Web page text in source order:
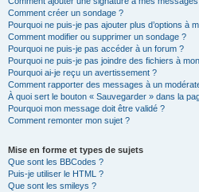
Comment créer un sondage ?
Pourquoi ne puis-je pas ajouter plus d’options à
Comment modifier ou supprimer un sondage ?
Pourquoi ne puis-je pas accéder à un forum ?
Pourquoi ne puis-je pas joindre des fichiers à
Pourquoi ai-je reçu un avertissement ?
Comment rapporter des messages à un
À quoi sert le bouton « Sauvegarder » dans la
Pourquoi mon message doit être validé ?
Comment remonter mon sujet ?
Mise en forme et types de sujets
Que sont les BBCodes ?
Puis-je utiliser le HTML ?
Que sont les smileys ?